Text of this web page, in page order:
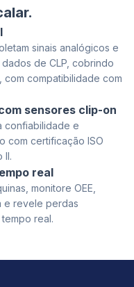
sinais analógicos e
de CLP, cobrindo
compatibilidade com
sensores clip-on
confiabilidade e
com certificação ISO
II.
real
monitore OEE,
e revele perdas
real.